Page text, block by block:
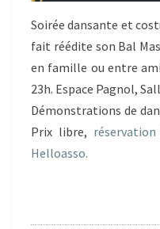
Soirée dansante et
fait réédite son Bal
en famille ou entre
23h. Espace Pagnol,
Démonstrations de
Prix libre,
Helloasso.